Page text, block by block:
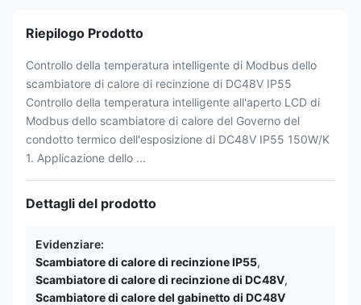
Riepilogo Prodotto
Controllo della temperatura intelligente di Modbus dello
scambiatore di calore di recinzione di DC48V IP55
Controllo della temperatura intelligente all'aperto LCD di
Modbus dello scambiatore di calore del Governo del
condotto termico dell'esposizione di DC48V IP55 150W/K
1. Applicazione dello ...
Dettagli del prodotto
Evidenziare:
Scambiatore di calore di recinzione IP55,
Scambiatore di calore di recinzione di DC48V,
Scambiatore di calore del gabinetto di DC48V